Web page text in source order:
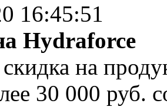
16:45:51
Hydraforce
на
30 000 руб.